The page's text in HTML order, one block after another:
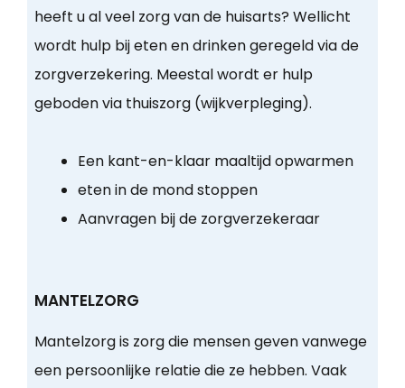
heeft u al veel zorg van de huisarts? Wellicht
wordt hulp bij eten en drinken geregeld via de
zorgverzekering. Meestal wordt er hulp
geboden via thuiszorg (wijkverpleging).
Een kant-en-klaar maaltijd opwarmen
eten in de mond stoppen
Aanvragen bij de zorgverzekeraar
MANTELZORG
Mantelzorg is zorg die mensen geven vanwege
een persoonlijke relatie die ze hebben. Vaak